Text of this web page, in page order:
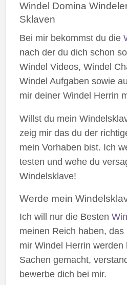
Windel Domina
Sklaven
Bei mir bekommst du die
nach der du dich schon
Windel Videos, Windel
Windel Aufgaben sowie
mir deiner Windel Herrin
Willst du mein
zeig mir das du der
mein Vorhaben bist. Ich
testen und wehe du
Windelsklave!
Werde mein
Ich will nur die Besten
meinen Reich haben,
mir Windel Herrin werden
Sachen gemacht,
bewerbe dich bei mir.